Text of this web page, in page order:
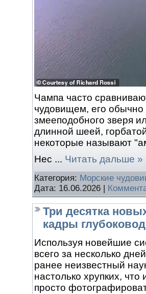
Чампа часто
чудовищем, его обычно
змееподобного зверя
длинной шеей,
некоторые называют
Нес ... Читать дальше »
Категория: Морские
Дата: 16.06.2026 |
Три десятка
кадры
Используя новейшие
всего за несколько
ранее неизвестный
настолько хрупких,
просто